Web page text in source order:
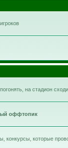
на стадион
оффтопик
конкурсы, которые